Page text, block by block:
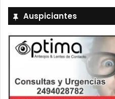
Auspiciantes